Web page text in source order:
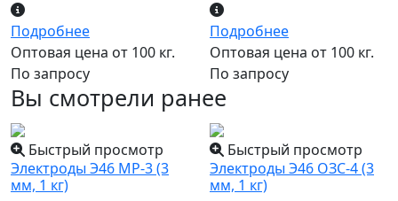
Подробнее
Оптовая цена от 100 кг.
По запросу
Подробнее
Оптовая цена от 100 кг.
По запросу
Вы смотрели ранее
Быстрый просмотр
Электроды Э46 МР-3 (3
мм, 1 кг)
Быстрый просмотр
Электроды Э46 ОЗС-4 (3
мм, 1 кг)